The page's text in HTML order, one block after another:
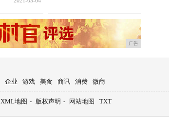
广告
企业 游戏 美食 商讯 消费 微商
XML地图 - 版权声明 - 网站地图 TXT